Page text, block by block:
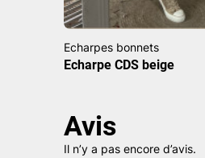
Echarpes bonnets
Echarpe CDS beige
Avis
Il n’y a pas encore d’avis.